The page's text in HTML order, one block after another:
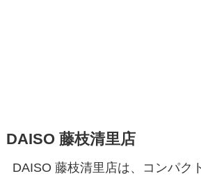
DAISO 藤枝清里店
DAISO 藤枝清里店は、コンパク